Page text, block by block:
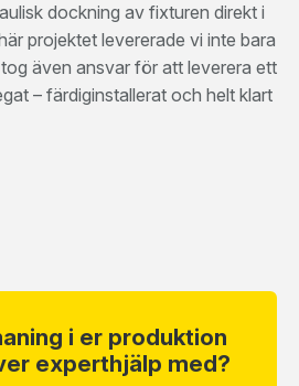
dockning av fixturen direkt i
projektet levererade vi inte bara
även ansvar för att leverera ett
– färdiginstallerat och helt klart
i er produktion
experthjälp med?